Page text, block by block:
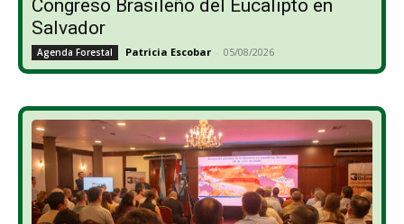
Congreso Brasileño del Eucalipto en
Salvador
Agenda Forestal Patricia Escobar - 05/08/2026